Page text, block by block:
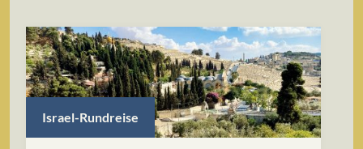
Israel-Rundreise